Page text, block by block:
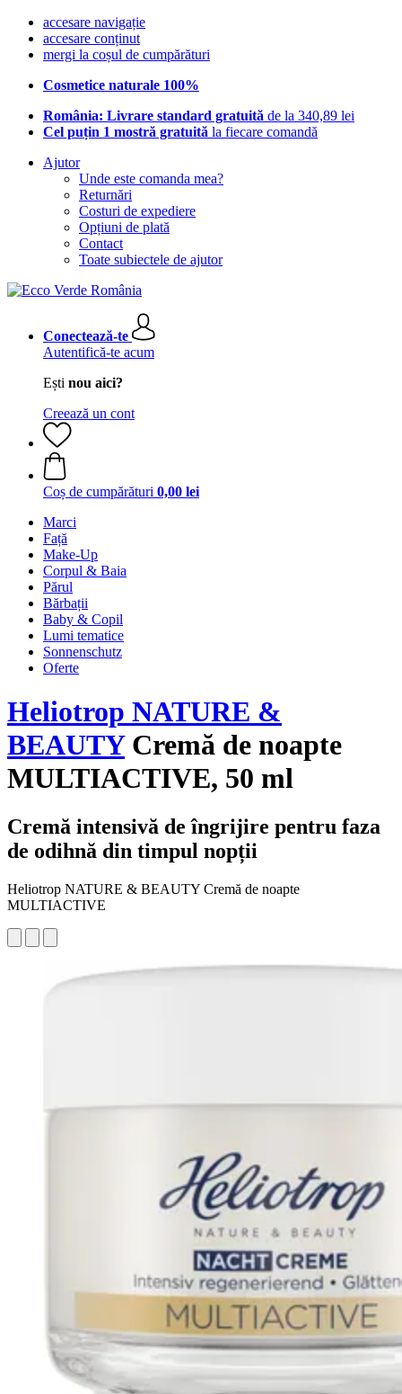
accesare navigație
accesare conținut
mergi la coșul de cumpărături
Cosmetice naturale 100%
România: Livrare standard gratuită de la 340,89 lei
Cel puțin 1 mostră gratuită la fiecare comandă
Ajutor
Unde este comanda mea?
Returnări
Costuri de expediere
Opțiuni de plată
Contact
Toate subiectele de ajutor
Conectează-te
Autentifică-te acum
Ești nou aici?
Creează un cont
Coș de cumpărături 0,00 lei
Marci
Față
Make-Up
Corpul & Baia
Părul
Bărbații
Baby & Copil
Lumi tematice
Sonnenschutz
Oferte
Heliotrop NATURE &
BEAUTYCremă de noapte
MULTIACTIVE, 50 ml
Cremă intensivă de îngrijire pentru faza
de odihnă din timpul nopții
Heliotrop NATURE & BEAUTY Cremă de noapte
MULTIACTIVE